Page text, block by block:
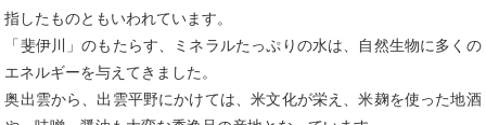
指したものともいわれています。
「斐伊川」のもたらす、ミネラルたっぷりの水は、自然生物に多くの
エネルギーを与えてきました。
奥出雲から、出雲平野にかけては、米文化が栄え、米麹を使った地酒